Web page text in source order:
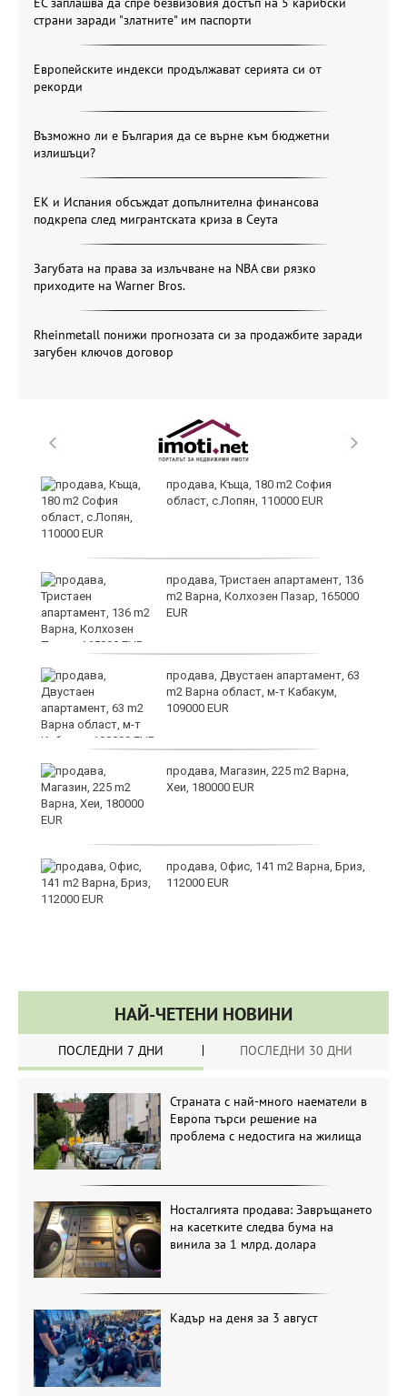
страни заради "златните" им паспорти
Европейските индекси продължават серията си от
рекорди
Възможно ли е България да се върне към бюджетни
излишъци?
ЕК и Испания обсъждат допълнителна финансова
подкрепа след мигрантската криза в Сеута
Загубата на права за излъчване на NBA сви рязко
приходите на Warner Bros.
Rheinmetall понижи прогнозата си за продажбите заради
загубен ключов договор
продава, Къща, 180 m2 София
област, с.Лопян, 110000 EUR
продава, Тристаен апартамент, 136
m2 Варна, Колхозен Пазар, 165000
EUR
продава, Двустаен апартамент, 63
m2 Варна област, м-т Кабакум,
109000 EUR
продава, Магазин, 225 m2 Варна,
Хеи, 180000 EUR
продава, Офис, 141 m2 Варна, Бриз,
112000 EUR
НАЙ-ЧЕТЕНИ НОВИНИ
ПОСЛЕДНИ 7 ДНИ ПОСЛЕДНИ 30 ДНИ
Страната с най-много наематели в
Европа търси решение на
проблема с недостига на жилища
Носталгията продава: Завръщането
на касетките следва бума на
винила за 1 млрд. долара
Кадър на деня за 3 август